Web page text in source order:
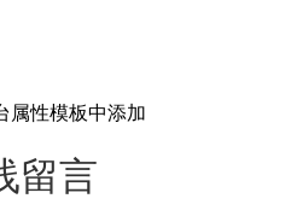
属性模板中添加
留言